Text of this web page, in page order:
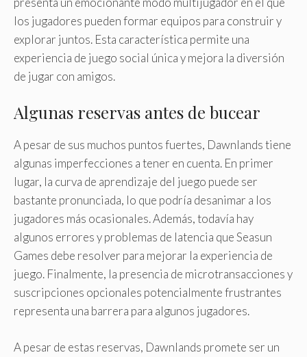
los jugadores pueden formar equipos para construir y
explorar juntos. Esta característica permite una
experiencia de juego social única y mejora la diversión
de jugar con amigos.
Algunas reservas antes de bucear
A pesar de sus muchos puntos fuertes, Dawnlands tiene
algunas imperfecciones a tener en cuenta. En primer
lugar, la curva de aprendizaje del juego puede ser
bastante pronunciada, lo que podría desanimar a los
jugadores más ocasionales. Además, todavía hay
algunos errores y problemas de latencia que Seasun
Games debe resolver para mejorar la experiencia de
juego. Finalmente, la presencia de microtransacciones y
suscripciones opcionales potencialmente frustrantes
representa una barrera para algunos jugadores.
A pesar de estas reservas, Dawnlands promete ser un